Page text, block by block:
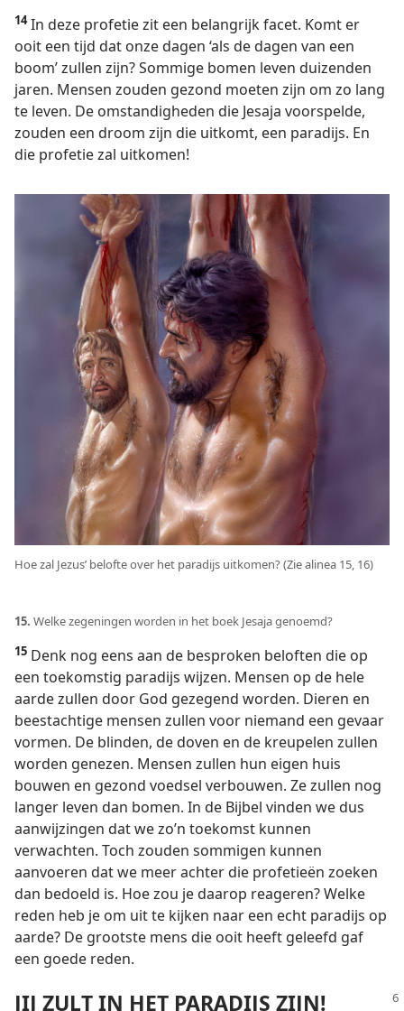
14In deze profetie zit een belangrijk facet. Komt er
ooit een tijd dat onze dagen ‘als de dagen van een
boom’ zullen zijn? Sommige bomen leven duizenden
jaren. Mensen zouden gezond moeten zijn om zo lang
te leven. De omstandigheden die Jesaja voorspelde,
zouden een droom zijn die uitkomt, een paradijs. En
die profetie zal uitkomen!
Hoe zal Jezus’ belofte over het paradijs uitkomen? (Zie alinea 15, 16)
15. Welke zegeningen worden in het boek Jesaja genoemd?
15 Denk nog eens aan de besproken beloften die op
een toekomstig paradijs wijzen. Mensen op de hele
aarde zullen door God gezegend worden. Dieren en
beestachtige mensen zullen voor niemand een gevaar
vormen. De blinden, de doven en de kreupelen zullen
worden genezen. Mensen zullen hun eigen huis
bouwen en gezond voedsel verbouwen. Ze zullen nog
langer leven dan bomen. In de Bijbel vinden we dus
aanwijzingen dat we zo’n toekomst kunnen
verwachten. Toch zouden sommigen kunnen
aanvoeren dat we meer achter die profetieën zoeken
dan bedoeld is. Hoe zou je daarop reageren? Welke
reden heb je om uit te kijken naar een echt paradijs op
aarde? De grootste mens die ooit heeft geleefd gaf
een goede reden.
JIJ ZULT IN HET PARADIJS ZIJN!